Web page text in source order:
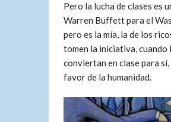
Pero la lucha de clases es
Warren Buffett para el
pero es la mía, la de los
tomen la iniciativa, cuando
conviertan en clase para
favor de la humanidad.